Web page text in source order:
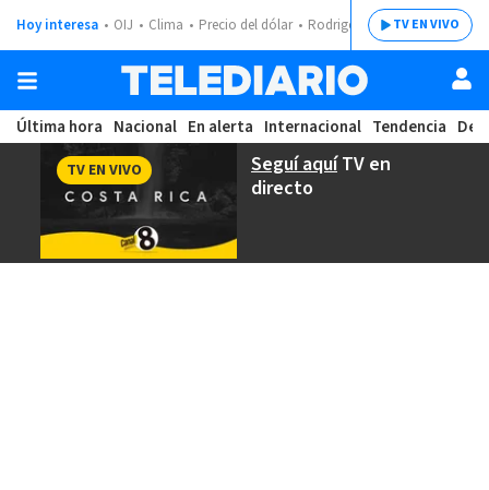
Hoy interesa OIJ Clima Precio del dólar Rodrigo ChavesTV EN VIVO
Última hora Nacional En alerta Internacional Tendencia
Seguí aquíTV en
directo
TV EN VIVO